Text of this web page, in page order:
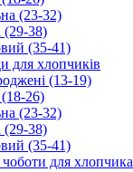
(23-32)
(29-38)
(35-41)
для хлопчиків
(13-19)
(18-26)
(23-32)
(29-38)
(35-41)
чоботи для хлопчика